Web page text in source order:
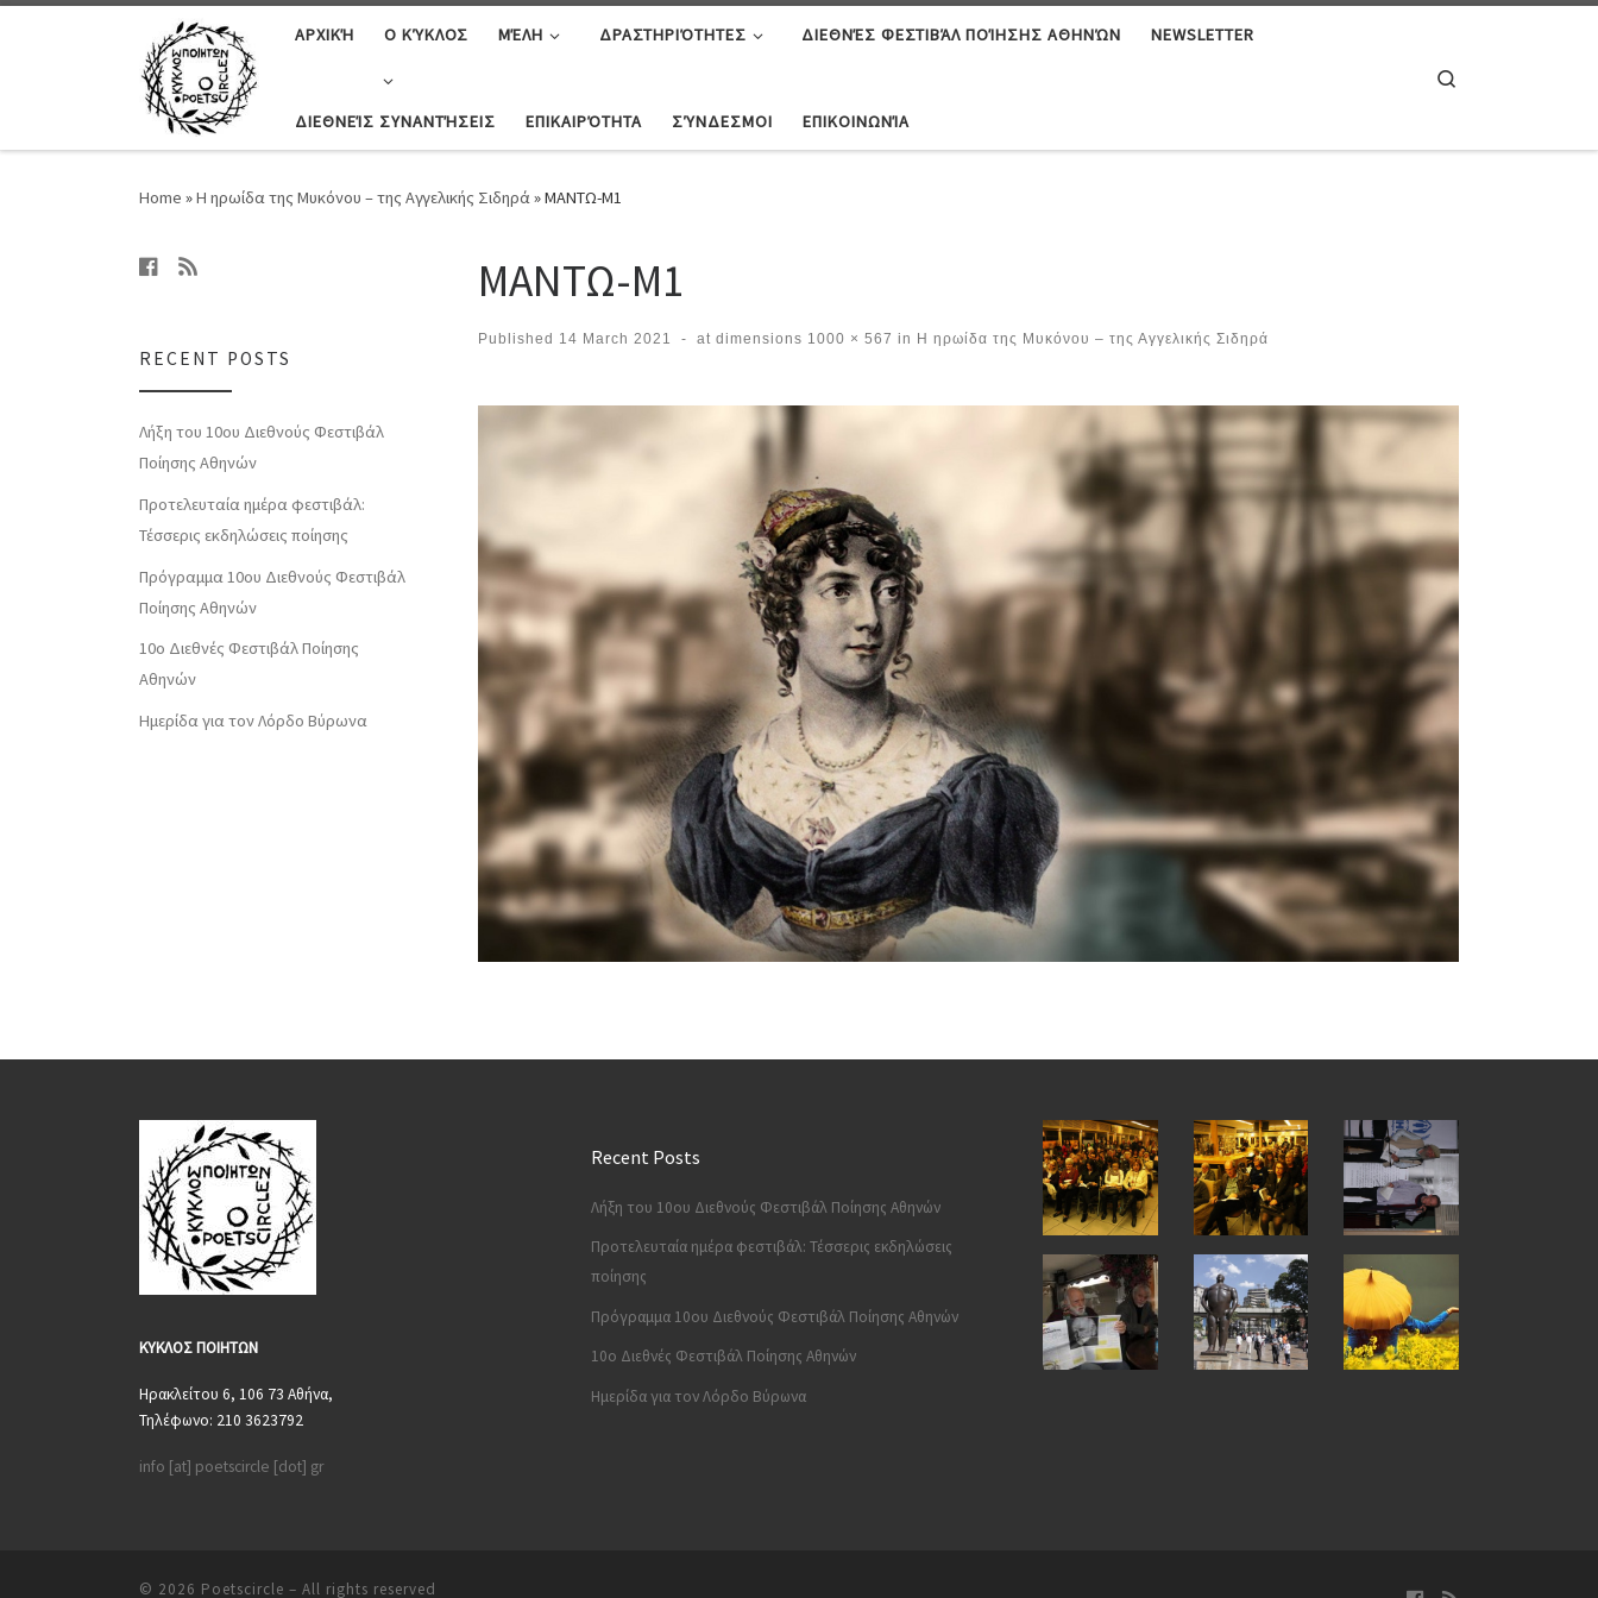
ΑΡΧΙΚΉ Ο ΚΎΚΛΟΣ ΜΈΛΗ ΔΡΑΣΤΗΡΙΌΤΗΤΕΣ ΔΙΕΘΝΈΣ ΦΕΣΤΙΒΆΛ ΠΟΊΗΣΗΣ ΑΘΗΝΏΝ NEWSLETTER
ΔΙΕΘΝΕΊΣ ΣΥΝΑΝΤΉΣΕΙΣ ΕΠΙΚΑΙΡΌΤΗΤΑ ΣΎΝΔΕΣΜΟΙ ΕΠΙΚΟΙΝΩΝΊΑ
Home »Η ηρωίδα της Μυκόνου – της Αγγελικής Σιδηρά»ΜΑΝΤΩ-Μ1
ΜΑΝΤΩ-Μ1
Published 14 March 2021 - at dimensions 1000 × 567 in Η ηρωίδα της Μυκόνου – της Αγγελικής Σιδηρά
Images navigation
RECENT POSTS
Λήξη του 10ου Διεθνούς Φεστιβάλ
Ποίησης Αθηνών
Προτελευταία ημέρα φεστιβάλ:
Τέσσερις εκδηλώσεις ποίησης
Πρόγραμμα 10ου Διεθνούς Φεστιβάλ
Ποίησης Αθηνών
10o Διεθνές Φεστιβάλ Ποίησης
Αθηνών
Ημερίδα για τον Λόρδο Βύρωνα
ΚΥΚΛΟΣΠΟΙΗΤΩΝ
Ηρακλείτου 6, 106 73 Αθήνα,
Τηλέφωνο: 210 3623792
info [at] poetscircle [dot] gr
Recent Posts
Λήξη του 10ου Διεθνούς Φεστιβάλ Ποίησης Αθηνών
Προτελευταία ημέρα φεστιβάλ: Τέσσερις εκδηλώσεις
ποίησης
Πρόγραμμα 10ου Διεθνούς Φεστιβάλ Ποίησης Αθηνών
10o Διεθνές Φεστιβάλ Ποίησης Αθηνών
Ημερίδα για τον Λόρδο Βύρωνα
© 2026 Poetscircle – All rights reserved